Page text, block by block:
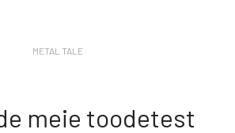
METAL TALE
meie toodetest